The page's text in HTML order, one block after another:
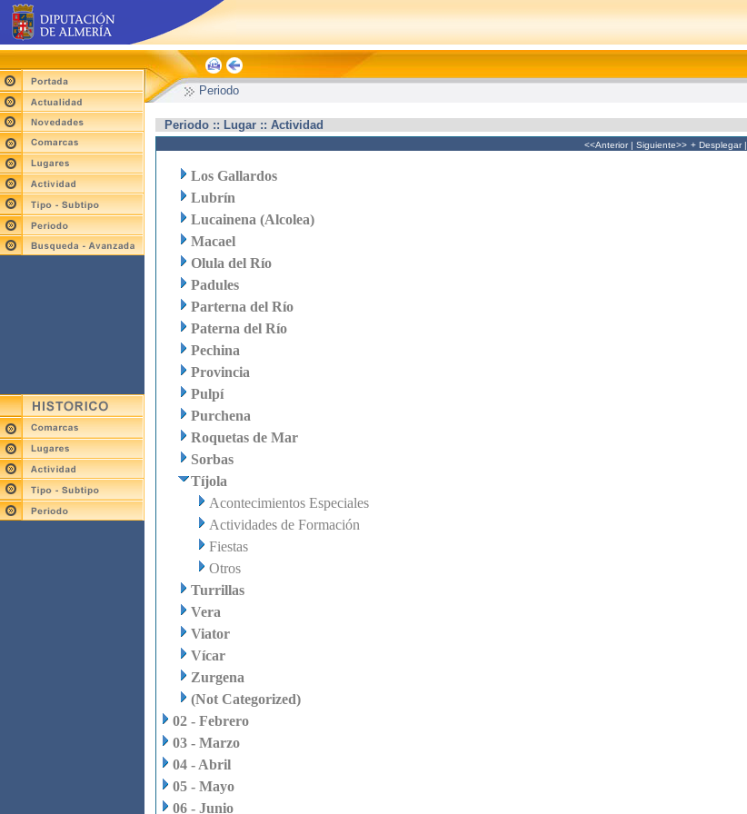
Periodo
Periodo :: Lugar :: Actividad
<<Anterior| Siguiente>> + Desplegar|
Los Gallardos
Lubrín
Lucainena (Alcolea)
Macael
Olula del Río
Padules
Parterna del Río
Paterna del Río
Pechina
Provincia
Pulpí
Purchena
Roquetas de Mar
Sorbas
Tíjola
Acontecimientos Especiales
Actividades de Formación
Fiestas
Otros
Turrillas
Vera
Viator
Vícar
Zurgena
(Not Categorized)
02 - Febrero
03 - Marzo
04 - Abril
05 - Mayo
06 - Junio